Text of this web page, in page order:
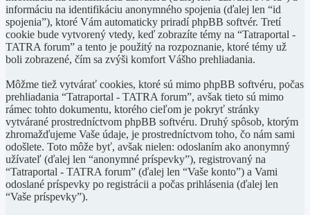
informáciu na identifikáciu anonymného spojenia (ďalej len “id
spojenia”), ktoré Vám automaticky priradí phpBB softvér. Tretí
cookie bude vytvorený vtedy, keď zobrazíte témy na “Tatraportal -
TATRA forum” a tento je použitý na rozpoznanie, ktoré témy už
boli zobrazené, čím sa zvýši komfort Vášho prehliadania.
Môžme tiež vytvárať cookies, ktoré sú mimo phpBB softvéru, počas
prehliadania “Tatraportal - TATRA forum”, avšak tieto sú mimo
rámec tohto dokumentu, ktorého cieľom je pokryť stránky
vytvárané prostredníctvom phpBB softvéru. Druhý spôsob, ktorým
zhromažďujeme Vaše údaje, je prostredníctvom toho, čo nám sami
odošlete. Toto môže byť, avšak nielen: odoslaním ako anonymný
užívateľ (ďalej len “anonymné príspevky”), registrovaný na
“Tatraportal - TATRA forum” (ďalej len “Vaše konto”) a Vami
odoslané príspevky po registrácii a počas prihlásenia (ďalej len
“Vaše príspevky”).